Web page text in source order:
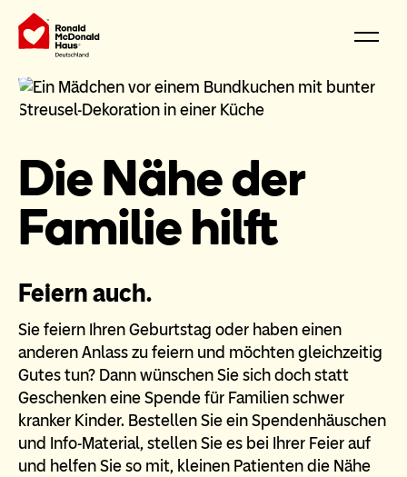
Die Nähe der
Familie hilft
Feiern auch.
Sie feiern Ihren Geburtstag oder haben einen
anderen Anlass zu feiern und möchten gleichzeitig
Gutes tun? Dann wünschen Sie sich doch statt
Geschenken eine Spende für Familien schwer
kranker Kinder. Bestellen Sie ein Spendenhäuschen
und Info-Material, stellen Sie es bei Ihrer Feier auf
und helfen Sie so mit, kleinen Patienten die Nähe